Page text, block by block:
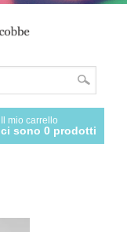
Il mio carrello
ci sono 0 prodotti